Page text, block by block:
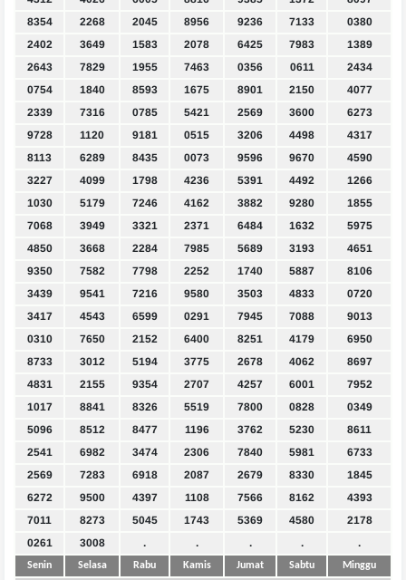
8354
2268 2045 8956 9236 7133
0380
2402
3649 1583 2078 6425 7983
1389
2643
7829 1955 7463 0356 0611
2434
0754
1840 8593 1675 8901 2150
4077
2339
7316 0785 5421 2569 3600
6273
9728
1120 9181 0515 3206 4498
4317
8113
6289 8435 0073 9596 9670
4590
3227
4099 1798 4236 5391 4492
1266
1030
5179 7246 4162 3882 9280
1855
7068
3949 3321 2371 6484 1632
5975
4850
3668 2284 7985 5689 3193
4651
9350
7582 7798 2252 1740 5887
8106
3439
9541 7216 9580 3503 4833
0720
3417
4543 6599 0291 7945 7088
9013
0310
7650 2152 6400 8251 4179
6950
8733
3012 5194 3775 2678 4062
8697
4831
2155 9354 2707 4257 6001
7952
1017
8841 8326 5519 7800 0828
0349
5096
8512 8477 1196 3762 5230
8611
2541
6982 3474 2306 7840 5981
6733
2569
7283 6918 2087 2679 8330
1845
6272
9500 4397 1108 7566 8162
4393
7011
8273 5045 1743 5369 4580
2178
0261
3008 . . . . .
Senin Selasa Rabu Kamis Jumat Sabtu Minggu